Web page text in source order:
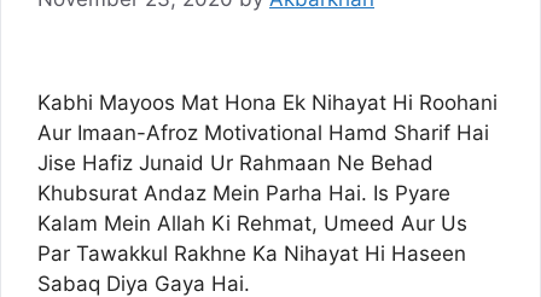
Kabhi Mayoos Mat Hona Ek Nihayat Hi Roohani
Aur Imaan-Afroz Motivational Hamd Sharif Hai
Jise Hafiz Junaid Ur Rahmaan Ne Behad
Khubsurat Andaz Mein Parha Hai. Is Pyare
Kalam Mein Allah Ki Rehmat, Umeed Aur Us
Par Tawakkul Rakhne Ka Nihayat Hi Haseen
Sabaq Diya Gaya Hai.